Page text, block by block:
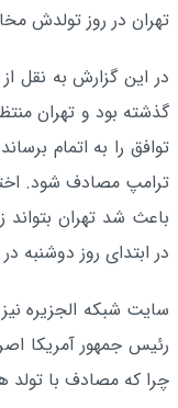
تهران در روز تولدش
در این گزارش به نقل
گذشته بود و تهران
توافق را به اتمام
ترامپ مصادف شود.
باعث شد تهران
در ابتدای روز دوشنبه
سایت شبکه الجزیره
رئیس جمهور آمریکا
چرا که مصادف با